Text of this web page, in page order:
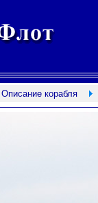
Описание корабля